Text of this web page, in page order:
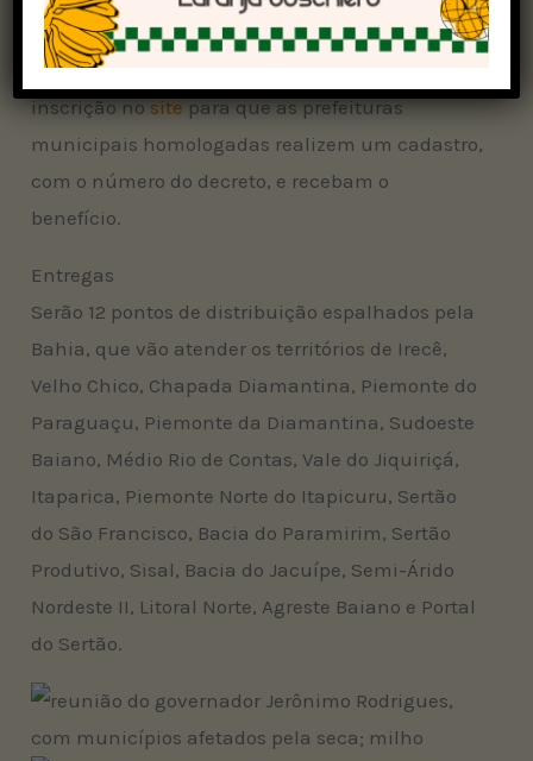
suprimentos às famílias pecuaristas.
Para atendimento aos municípios, será aberta
inscrição nositepara que as prefeituras
municipais homologadas realizem um cadastro,
com o número do decreto, e recebam o
benefício.
Entregas
Serão 12 pontos de distribuição espalhados pela
Bahia, que vão atender os territórios de Irecê,
Velho Chico, Chapada Diamantina, Piemonte do
Paraguaçu, Piemonte da Diamantina, Sudoeste
Baiano, Médio Rio de Contas, Vale do Jiquiriçá,
Itaparica, Piemonte Norte do Itapicuru, Sertão
do São Francisco, Bacia do Paramirim, Sertão
Produtivo, Sisal, Bacia do Jacuípe, Semi-Árido
Nordeste II, Litoral Norte, Agreste Baiano e Portal
do Sertão.